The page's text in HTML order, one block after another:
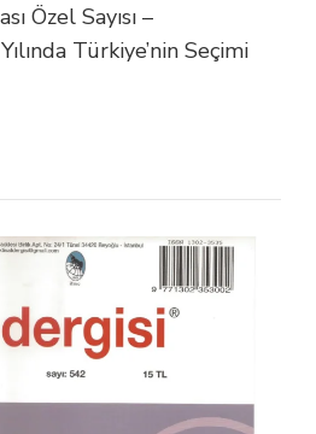
Özel Sayısı –
Türkiye’nin Seçimi